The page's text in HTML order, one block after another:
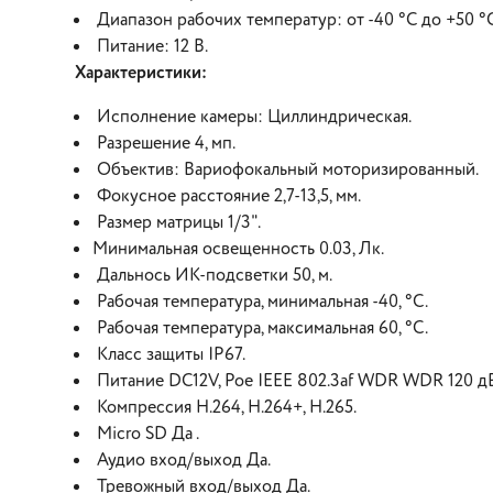
Диапазон рабочих температур: от -40 °C до +50
Питание: 12 В.
Характеристики:
Исполнение камеры: Циллиндрическая.
Разрешение 4, мп.
Объектив: Вариофокальный моторизированный.
Фокусное расстояние 2,7-13,5, мм.
Размер матрицы 1/3".
Минимальная освещенность 0.03, Лк.
Дальнось ИК-подсветки 50, м.
Рабочая температура, минимальная -40, °С.
Рабочая температура, максимальная 60, °С.
Класс защиты IP67.
Питание DC12V, Poe IEEE 802.3af WDR WDR 120
Компрессия H.264, H.264+, H.265.
Micro SD Да .
Аудио вход/выход Да.
Тревожный вход/выход Да.